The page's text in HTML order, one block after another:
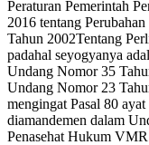
Peraturan Pemerintah
2016 tentang
Tahun 2002Tentang
padahal seyogyanya
Undang Nomor 35
Undang Nomor 23
mengingat Pasal 80
diamandemen dalam
Penasehat Hukum